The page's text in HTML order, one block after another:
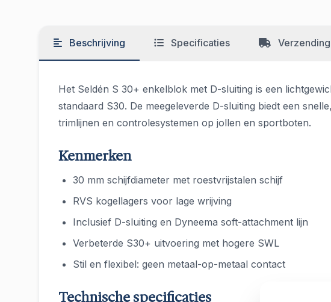
Beschrijving Specificaties Verzending
Het Seldén S 30+ enkelblok met D-sluiting is een
standaard S30. De meegeleverde D-sluiting biedt een
trimlijnen en controlesystemen op jollen en sportboten.
Kenmerken
30 mm schijfdiameter met roestvrijstalen schijf
RVS kogellagers voor lage wrijving
Inclusief D-sluiting en Dyneema soft-attachment lijn
Verbeterde S30+ uitvoering met hogere SWL
Stil en flexibel: geen metaal-op-metaal contact
Technische specificaties